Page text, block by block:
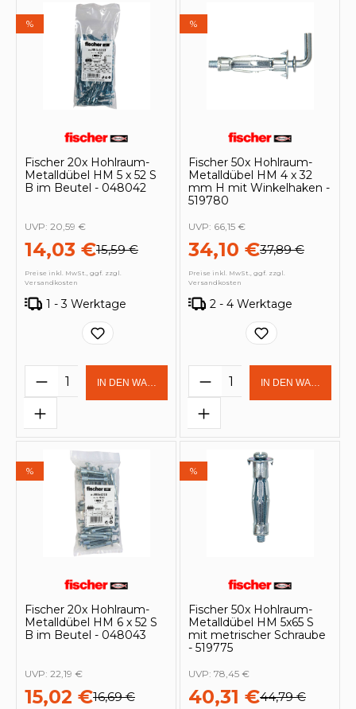
%
Fischer 20x Hohlraum-
Metalldübel HM 5 x 52 S
B im Beutel - 048042
14,03 €15,59 €
UVP: 20,59 €
Preise inkl. MwSt., ggf. zzgl.
Versandkosten
1 - 3 Werktage
Produkt Anzahl: Gib den
IN DEN WARENKORB
%
Fischer 50x Hohlraum-
Metalldübel HM 4 x 32
mm H mit Winkelhaken -
519780
34,10 €37,89 €
UVP: 66,15 €
Preise inkl. MwSt., ggf. zzgl.
Versandkosten
2 - 4 Werktage
Produkt Anzahl:
IN DEN
%
Fischer 20x Hohlraum-
Metalldübel HM 6 x 52 S
B im Beutel - 048043
15,02 €16,69 €
UVP: 22,19 €
%
Fischer 50x Hohlraum-
Metalldübel HM 5x65 S
mit metrischer Schraube
- 519775
40,31 €44,79 €
UVP: 78,45 €